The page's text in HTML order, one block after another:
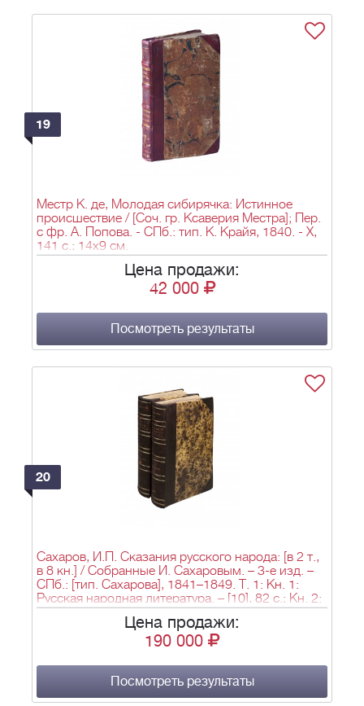
19
Местр К. де, Молодая сибирячка: Истинное
происшествие / [Соч. гр. Ксаверия Местра]; Пер.
с фр. А. Попова. - СПб.: тип. К. Крайя, 1840. - X,
141 с.; 14х9 см.
Цена продажи:
42 000
Посмотреть результаты
20
Сахаров, И.П. Сказания русского народа: [в 2 т.,
в 8 кн.] / Собранные И. Сахаровым. – 3-е изд. –
СПб.: [тип. Сахарова], 1841–1849. Т. 1: Кн. 1:
Русская народная литература. – [10], 82 с.; Кн. 2:
Русское народное чернокнижие. Русские
народные игры. Русские народные загадки и
притчи. Русские народные присловья. – [4], 70,
песни. – [4], 276 с.; Кн. 4: Былины русских
людей. Слово о полку Игореве. Сказание о
нашествии Батыя на русскую землю. Слово
Цена продажи:
190 000
Посмотреть результаты